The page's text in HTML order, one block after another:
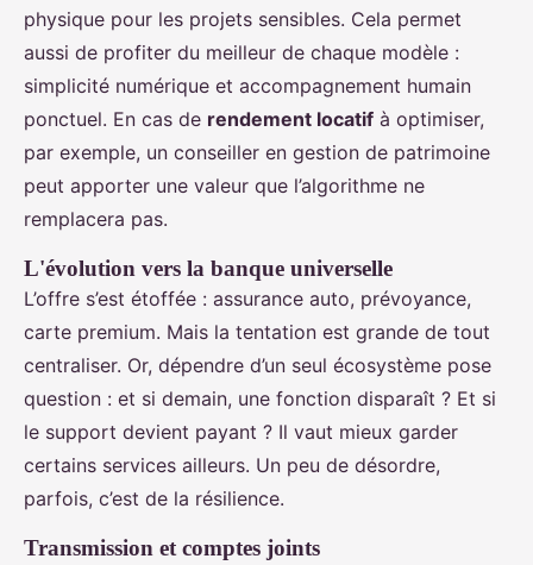
physique pour les projets sensibles. Cela permet
aussi de profiter du meilleur de chaque modèle :
simplicité numérique et accompagnement humain
ponctuel. En cas de rendement locatif à optimiser,
par exemple, un conseiller en gestion de patrimoine
peut apporter une valeur que l’algorithme ne
remplacera pas.
L'évolution vers la banque universelle
L’offre s’est étoffée : assurance auto, prévoyance,
carte premium. Mais la tentation est grande de tout
centraliser. Or, dépendre d’un seul écosystème pose
question : et si demain, une fonction disparaît ? Et si
le support devient payant ? Il vaut mieux garder
certains services ailleurs. Un peu de désordre,
parfois, c’est de la résilience.
Transmission et comptes joints